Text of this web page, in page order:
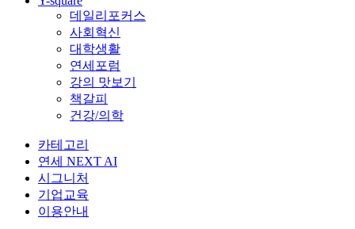
데일리포커스
사회혁신
대학생활
연세포럼
강의 맛보기
책갈피
건강/의학
카테고리
연세 NEXT AI
시그니처
기업교육
이용안내